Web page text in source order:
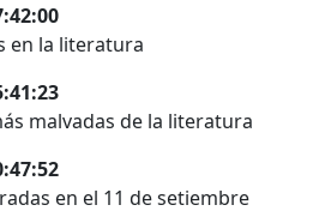
en la literatura
malvadas de la literatura
en el 11 de setiembre